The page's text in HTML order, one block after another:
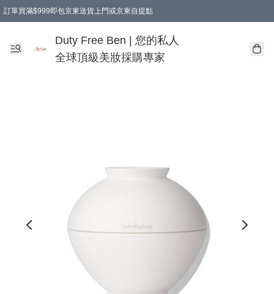
訂單買滿$999即包京東送貨上門或京東自提點
Duty Free Ben | 您的私人
全球頂級美妝採購專家